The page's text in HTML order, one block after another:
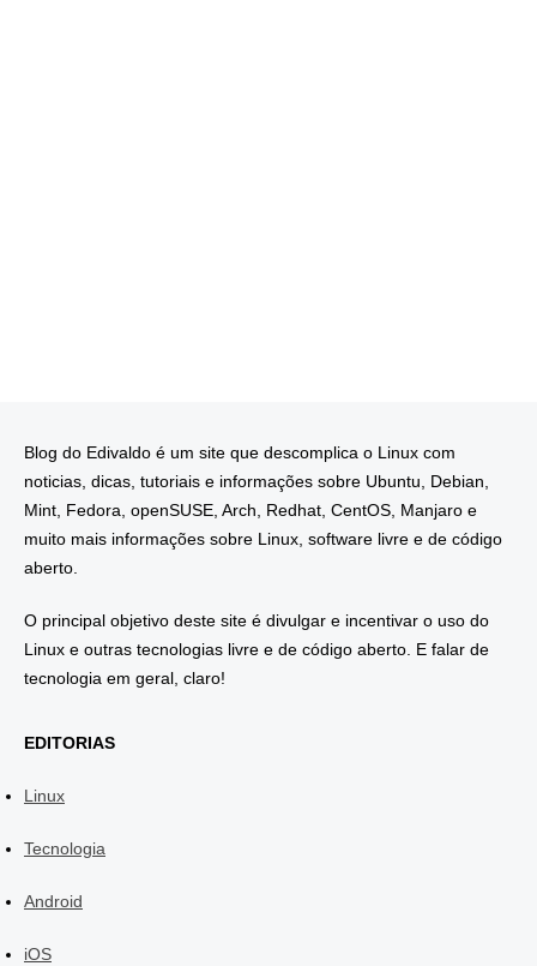
Blog do Edivaldo é um site que descomplica o Linux com
noticias, dicas, tutoriais e informações sobre Ubuntu, Debian,
Mint, Fedora, openSUSE, Arch, Redhat, CentOS, Manjaro e
muito mais informações sobre Linux, software livre e de código
aberto.
O principal objetivo deste site é divulgar e incentivar o uso do
Linux e outras tecnologias livre e de código aberto. E falar de
tecnologia em geral, claro!
EDITORIAS
Linux
Tecnologia
Android
iOS